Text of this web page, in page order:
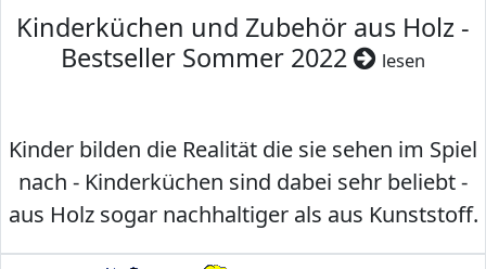
Kinderküchen und Zubehör aus Holz -
Bestseller Sommer 2022
lesen
Kinder bilden die Realität die sie sehen im Spiel
nach - Kinderküchen sind dabei sehr beliebt -
aus Holz sogar nachhaltiger als aus Kunststoff.